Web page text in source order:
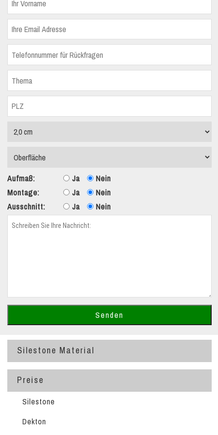
Aufmaß: Ja
Nein
Montage:
Ja
Nein
Ausschnitt:
Ja Nein
Silestone Material
Preise
Silestone
Dekton